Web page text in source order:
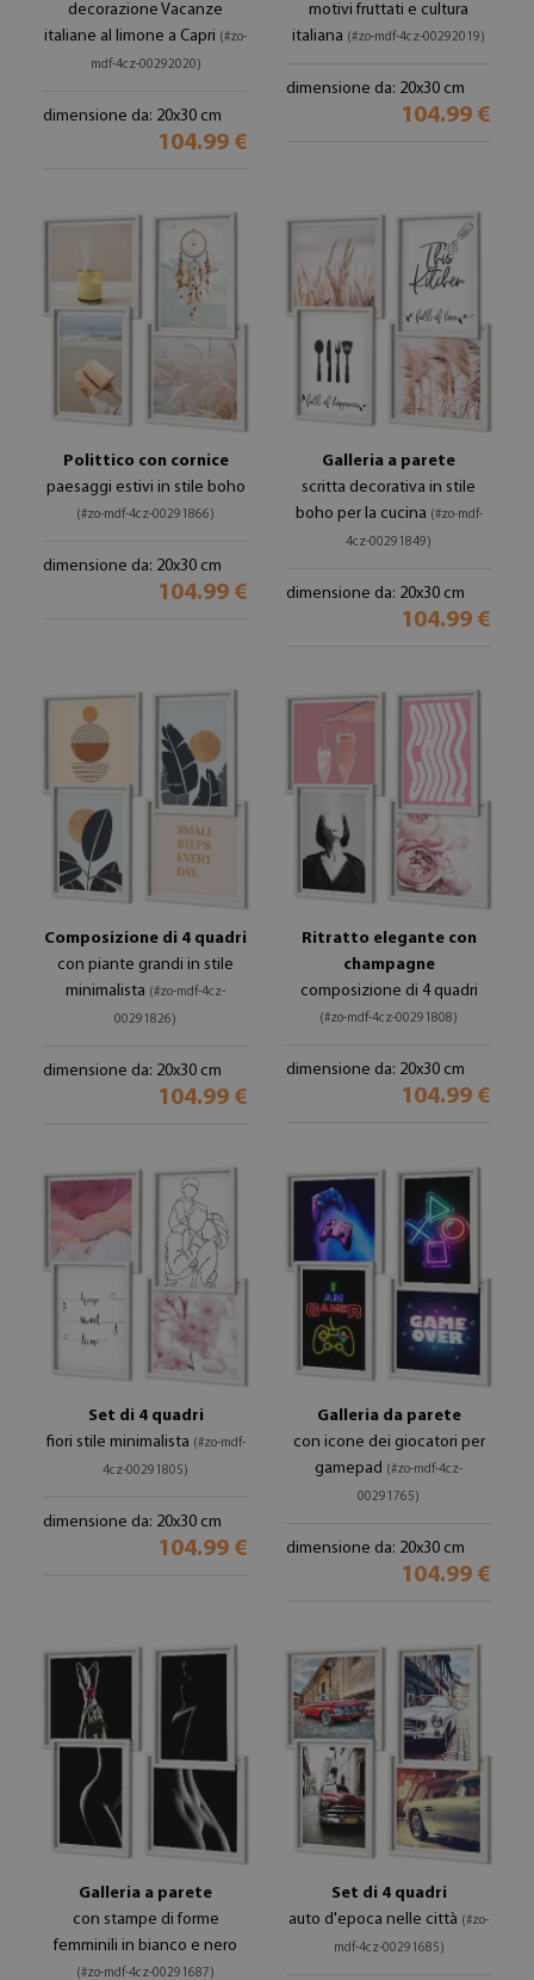
decorazione Vacanze
italiane al limone a Capri (#zo-
mdf-4cz-00292020)
dimensione da: 20x30 cm
104.99 €
motivi fruttati e cultura
italiana (#zo-mdf-4cz-00292019)
dimensione da: 20x30 cm
104.99 €
Polittico con cornice
paesaggi estivi in stile boho
(#zo-mdf-4cz-00291866)
dimensione da: 20x30 cm
104.99 €
Galleria a parete
scritta decorativa in stile
boho per la cucina (#zo-mdf-
4cz-00291849)
dimensione da: 20x30 cm
104.99 €
Composizione di 4 quadri
con piante grandi in stile
minimalista (#zo-mdf-4cz-
00291826)
dimensione da: 20x30 cm
104.99 €
Ritratto elegante con
champagne
composizione di 4 quadri
(#zo-mdf-4cz-00291808)
dimensione da: 20x30 cm
104.99 €
Set di 4 quadri
fiori stile minimalista (#zo-mdf-
4cz-00291805)
dimensione da: 20x30 cm
104.99 €
Galleria da parete
con icone dei giocatori per
gamepad (#zo-mdf-4cz-
00291765)
dimensione da: 20x30 cm
104.99 €
Galleria a parete
con stampe di forme
femminili in bianco e nero
(#zo-mdf-4cz-00291687)
Set di 4 quadri
auto d'epoca nelle città (#zo-
mdf-4cz-00291685)